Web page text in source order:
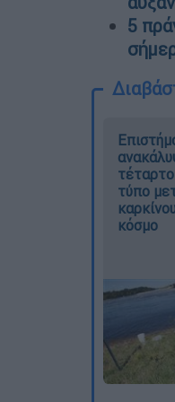
5
τύπο
κόσμο